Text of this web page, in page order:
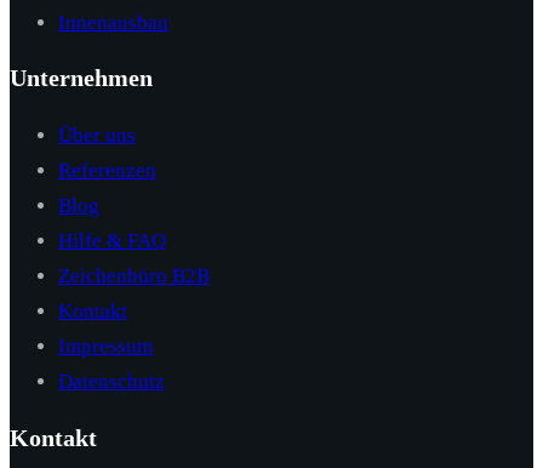
Innenausbau
Unternehmen
Über uns
Referenzen
Blog
Hilfe & FAQ
Zeichenbüro B2B
Kontakt
Impressum
Datenschutz
Kontakt